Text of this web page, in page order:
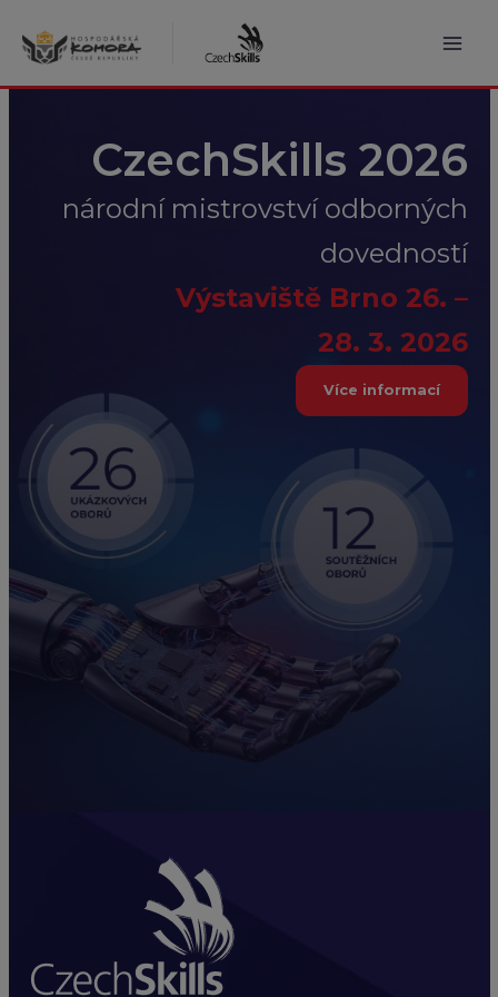
obsah
CzechSkills 2026
národní mistrovství odborných
dovedností
Výstaviště Brno 26. –
28. 3. 2026
Více informací